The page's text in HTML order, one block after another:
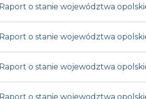
Raport o stanie województwa
Raport o stanie województwa
Raport o stanie wojewodztwa
Raport o stanie wojewodztwa